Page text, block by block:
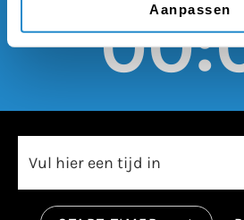
Aanpassen